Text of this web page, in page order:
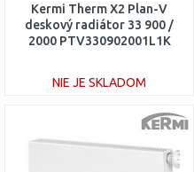
Kermi Therm X2 Plan-V
deskový radiátor 33 900 /
2000 PTV330902001L1K
NIE JE SKLADOM
DO KOŠÍKA
Porovnať